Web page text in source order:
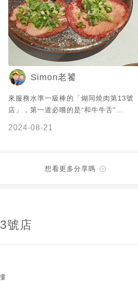
Simon老饕
來服務水準一級棒的「煳同燒肉第13號
店」，第一道必嚐的是“和牛牛舌”
2024-08-21
想看更多分享嗎
號店